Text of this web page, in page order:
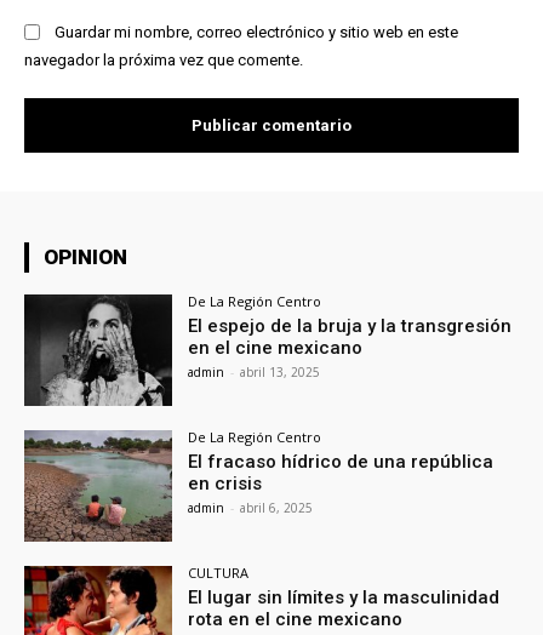
Guardar mi nombre, correo electrónico y sitio web en este
navegador la próxima vez que comente.
OPINION
De La Región Centro
El espejo de la bruja y la transgresión
en el cine mexicano
admin - abril 13, 2025
De La Región Centro
El fracaso hídrico de una república
en crisis
admin - abril 6, 2025
CULTURA
El lugar sin límites y la masculinidad
rota en el cine mexicano